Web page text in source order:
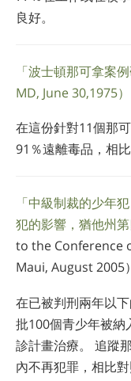
良好。
「波士頓那可拿案
MD, June 30,1975）
在這份針對11個那
91％遠離毒品，相
「中級制裁的少年
犯的影響，猶他州第
to the Con­ference
Maui, August 2005）
在已被判刑兩年以
批100個青少年被納
診計畫治療。 追蹤
內不再犯罪，相比